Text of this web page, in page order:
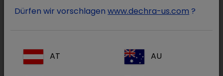
Dürfen wir vorschlagenwww.dechra-us.com ?
AT AU